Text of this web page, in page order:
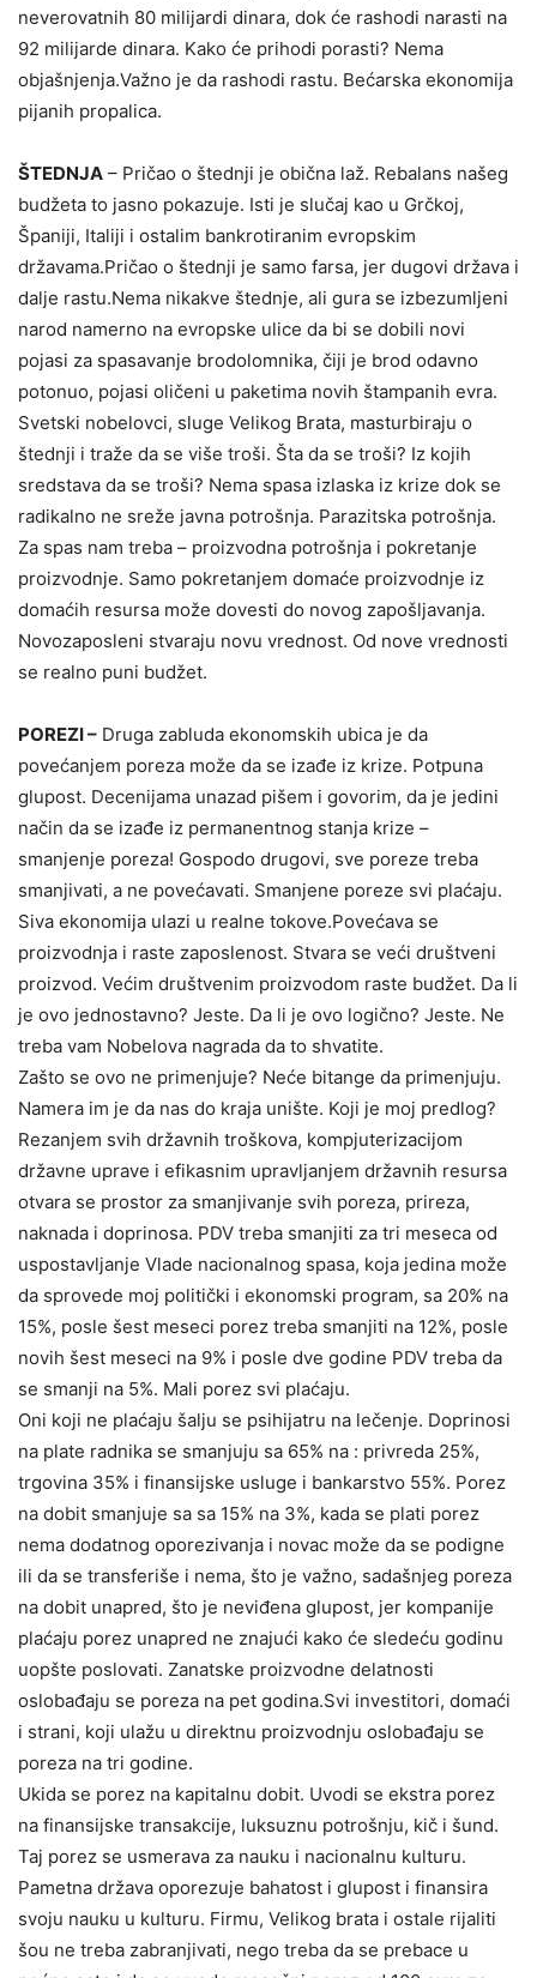
neverovatnih 80 milijardi dinara, dok će rashodi narasti na
92 milijarde dinara. Kako će prihodi porasti? Nema
objašnjenja.Važno je da rashodi rastu. Bećarska ekonomija
pijanih propalica.
ŠTEDNJA – Pričao o štednji je obična laž. Rebalans našeg
budžeta to jasno pokazuje. Isti je slučaj kao u Grčkoj,
Španiji, Italiji i ostalim bankrotiranim evropskim
državama.Pričao o štednji je samo farsa, jer dugovi država i
dalje rastu.Nema nikakve štednje, ali gura se izbezumljeni
narod namerno na evropske ulice da bi se dobili novi
pojasi za spasavanje brodolomnika, čiji je brod odavno
potonuo, pojasi oličeni u paketima novih štampanih evra.
Svetski nobelovci, sluge Velikog Brata, masturbiraju o
štednji i traže da se više troši. Šta da se troši? Iz kojih
sredstava da se troši? Nema spasa izlaska iz krize dok se
radikalno ne sreže javna potrošnja. Parazitska potrošnja.
Za spas nam treba – proizvodna potrošnja i pokretanje
proizvodnje. Samo pokretanjem domaće proizvodnje iz
domaćih resursa može dovesti do novog zapošljavanja.
Novozaposleni stvaraju novu vrednost. Od nove vrednosti
se realno puni budžet.
POREZI – Druga zabluda ekonomskih ubica je da
povećanjem poreza može da se izađe iz krize. Potpuna
glupost. Decenijama unazad pišem i govorim, da je jedini
način da se izađe iz permanentnog stanja krize –
smanjenje poreza! Gospodo drugovi, sve poreze treba
smanjivati, a ne povećavati. Smanjene poreze svi plaćaju.
Siva ekonomija ulazi u realne tokove.Povećava se
proizvodnja i raste zaposlenost. Stvara se veći društveni
proizvod. Većim društvenim proizvodom raste budžet. Da li
je ovo jednostavno? Jeste. Da li je ovo logično? Jeste. Ne
treba vam Nobelova nagrada da to shvatite.
Zašto se ovo ne primenjuje? Neće bitange da primenjuju.
Namera im je da nas do kraja unište. Koji je moj predlog?
Rezanjem svih državnih troškova, kompjuterizacijom
državne uprave i efikasnim upravljanjem državnih resursa
otvara se prostor za smanjivanje svih poreza, prireza,
naknada i doprinosa. PDV treba smanjiti za tri meseca od
uspostavljanje Vlade nacionalnog spasa, koja jedina može
da sprovede moj politički i ekonomski program, sa 20% na
15%, posle šest meseci porez treba smanjiti na 12%, posle
novih šest meseci na 9% i posle dve godine PDV treba da
se smanji na 5%. Mali porez svi plaćaju.
Oni koji ne plaćaju šalju se psihijatru na lečenje. Doprinosi
na plate radnika se smanjuju sa 65% na : privreda 25%,
trgovina 35% i finansijske usluge i bankarstvo 55%. Porez
na dobit smanjuje sa sa 15% na 3%, kada se plati porez
nema dodatnog oporezivanja i novac može da se podigne
ili da se transferiše i nema, što je važno, sadašnjeg poreza
na dobit unapred, što je neviđena glupost, jer kompanije
plaćaju porez unapred ne znajući kako će sledeću godinu
uopšte poslovati. Zanatske proizvodne delatnosti
oslobađaju se poreza na pet godina.Svi investitori, domaći
i strani, koji ulažu u direktnu proizvodnju oslobađaju se
poreza na tri godine.
Ukida se porez na kapitalnu dobit. Uvodi se ekstra porez
na finansijske transakcije, luksuznu potrošnju, kič i šund.
Taj porez se usmerava za nauku i nacionalnu kulturu.
Pametna država oporezuje bahatost i glupost i finansira
svoju nauku u kulturu. Firmu, Velikog brata i ostale rijaliti
šou ne treba zabranjivati, nego treba da se prebace u